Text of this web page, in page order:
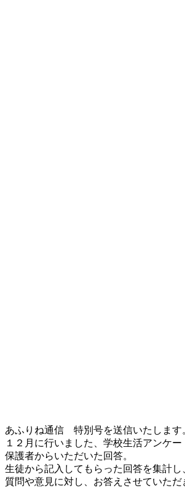
あふりね通信 特別号を送信いたします
１２月に行いました、学校生活アンケー
保護者からいただいた回答。
生徒から記入してもらった回答を集計し
質問や意見に対し、お答えさせていただ